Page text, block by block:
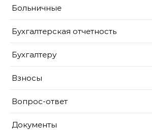
Больничные
Бухгалтерская отчетность
Бухгалтеру
Взносы
Вопрос-ответ
Документы